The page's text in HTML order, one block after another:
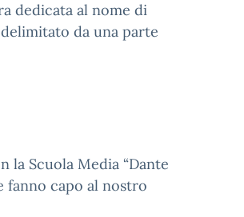
dedicata al nome di
da una parte
la Scuola Media “Dante
fanno capo al nostro